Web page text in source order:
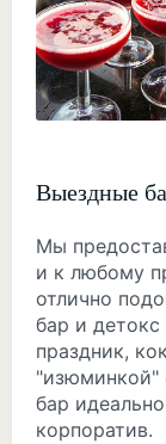
Выездные
Мы
и к любому
отлично
бар и детокс
праздник,
"изюминкой"
бар
корпоратив.